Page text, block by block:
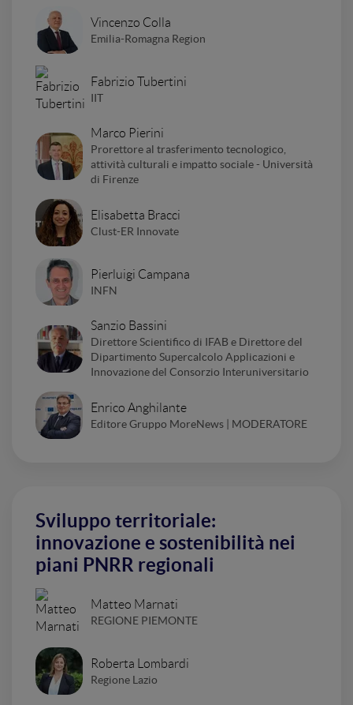
Vincenzo Colla
Emilia-Romagna Region
Fabrizio Tubertini
IIT
Marco Pierini
Prorettore al trasferimento tecnologico,
attività culturali e impatto sociale - Università
di Firenze
Elisabetta Bracci
Clust-ER Innovate
Pierluigi Campana
INFN
Sanzio Bassini
Direttore Scientifico di IFAB e Direttore del
Dipartimento Supercalcolo Applicazioni e
Innovazione del Consorzio Interuniversitario
Enrico Anghilante
Editore Gruppo MoreNews | MODERATORE
Sviluppo territoriale:
innovazione e sostenibilità nei
piani PNRR regionali
Matteo Marnati
REGIONE PIEMONTE
Roberta Lombardi
Regione Lazio